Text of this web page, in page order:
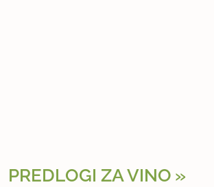
PREDLOGI ZA VINO